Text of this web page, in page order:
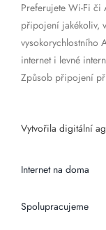
Preferujete Wi-Fi či
připojení jakékoliv,
vysokorychlostního
internet i levné
Způsob připojení
Vytvořila digitální
Internet na doma
Spolupracujeme